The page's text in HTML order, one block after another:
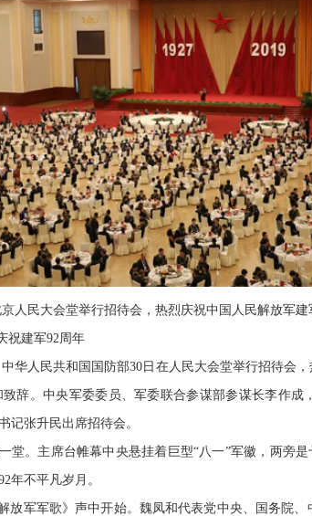
人民大会堂举行招待会，热烈庆祝中国人民解放军
祝建军92周年
华人民共和国国防部30日在人民大会堂举行招待会
辞。中央军委委员、军委联合参谋部参谋长李作成
记张升民出席招待会。
堂。主席台帷幕中央悬挂着巨型“八一”军徽，两旁是
年不平凡岁月。
放军军歌》声中开始。魏凤和代表党中央、国务院